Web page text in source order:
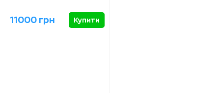
11000 грн Купити